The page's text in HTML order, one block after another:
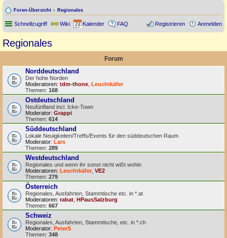
Foren-Übersicht Regionales
Schnellzugriff Wiki Kalender FAQ Anmelden
Registrieren
Regionales
Forum
Norddeutschland
Der hohe Norden
Moderatoren: tdm-thone Leuchtkäfer
Themen: 168
Ostdeutschland
Neufünfland incl. Icke-Town
Moderator: Grappi
Themen: 614
Süddeutschland
Lokale Neuigkeiten/Treffs/Events für den süddeutschen Raum
Moderator: Lars
Themen: 289
Westdeutschland
Regionales und wenn ihr sonst nicht wißt wohin
Moderatoren: Leuchtkäfer VE2
Themen: 279
Österreich
Regionales, Ausfahrten, Stammtische etc. in *.at
Moderatoren: rabat HPausSalzburg
Themen: 667
Schweiz
Regionales, Ausfahrten, Stammtische, etc. in *.ch
Moderator: PeterS
Themen: 348